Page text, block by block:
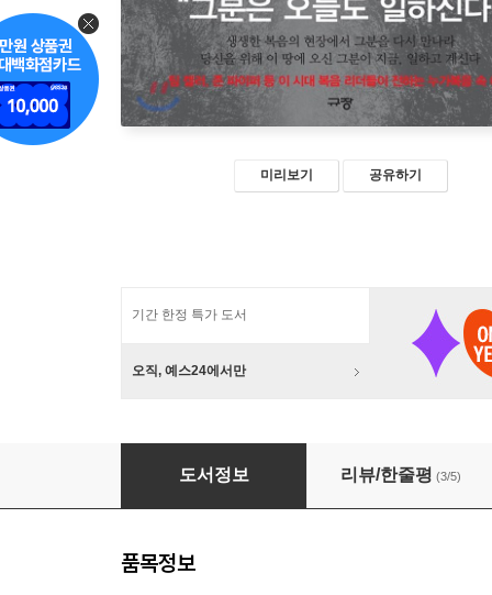
미리보기 공유하기
기간 한정 특가 도서
오직, 예스24에서만
그분의 사역
도서정보 리뷰/한줄평 (3/5)
품목정보